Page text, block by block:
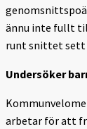
ännu inte fullt
runt snittet sett
Undersöker
arbetar för att